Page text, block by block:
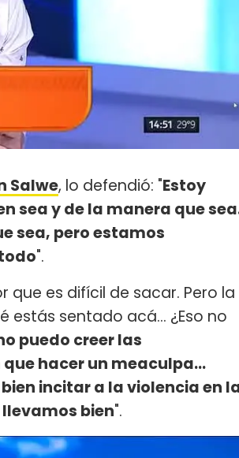
Salwe, lo defendió: "Estoy
sea y de la manera que
sea, pero estamos
".
que es difícil de sacar. Pero la
sentado acá... ¿Eso no
puedo creer las
hacer un meaculpa...
incitar a la violencia en
bien".